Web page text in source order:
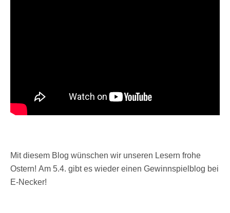
Mit diesem Blog wünschen wir unseren Lesern frohe
Ostern! Am 5.4. gibt es wieder einen Gewinnspielblog bei
E-Necker!